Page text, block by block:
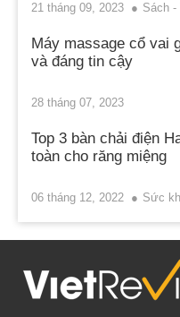
21 tháng 09, 2023 Sách -
Máy massage cổ vai
và đáng tin cậy
28 tháng 07, 2023
Top 3 bàn chải điện
toàn cho răng miệng
06 tháng 12, 2022 Sức